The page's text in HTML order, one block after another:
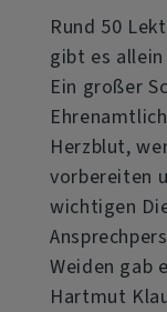
Rund 50
gibt es
Ein großer
Herzblut,
vorbereiten
wichtigen
Weiden gab
Hartmut